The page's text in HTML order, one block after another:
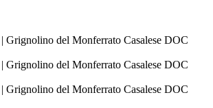
del Monferrato Casalese DOC
del Monferrato Casalese DOC
del Monferrato Casalese DOC